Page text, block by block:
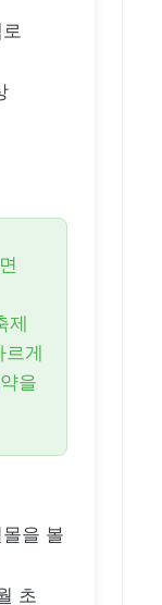
제
르게
을
을 볼
초